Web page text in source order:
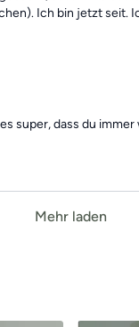
Ich bin jetzt
super, dass du
Mehr laden